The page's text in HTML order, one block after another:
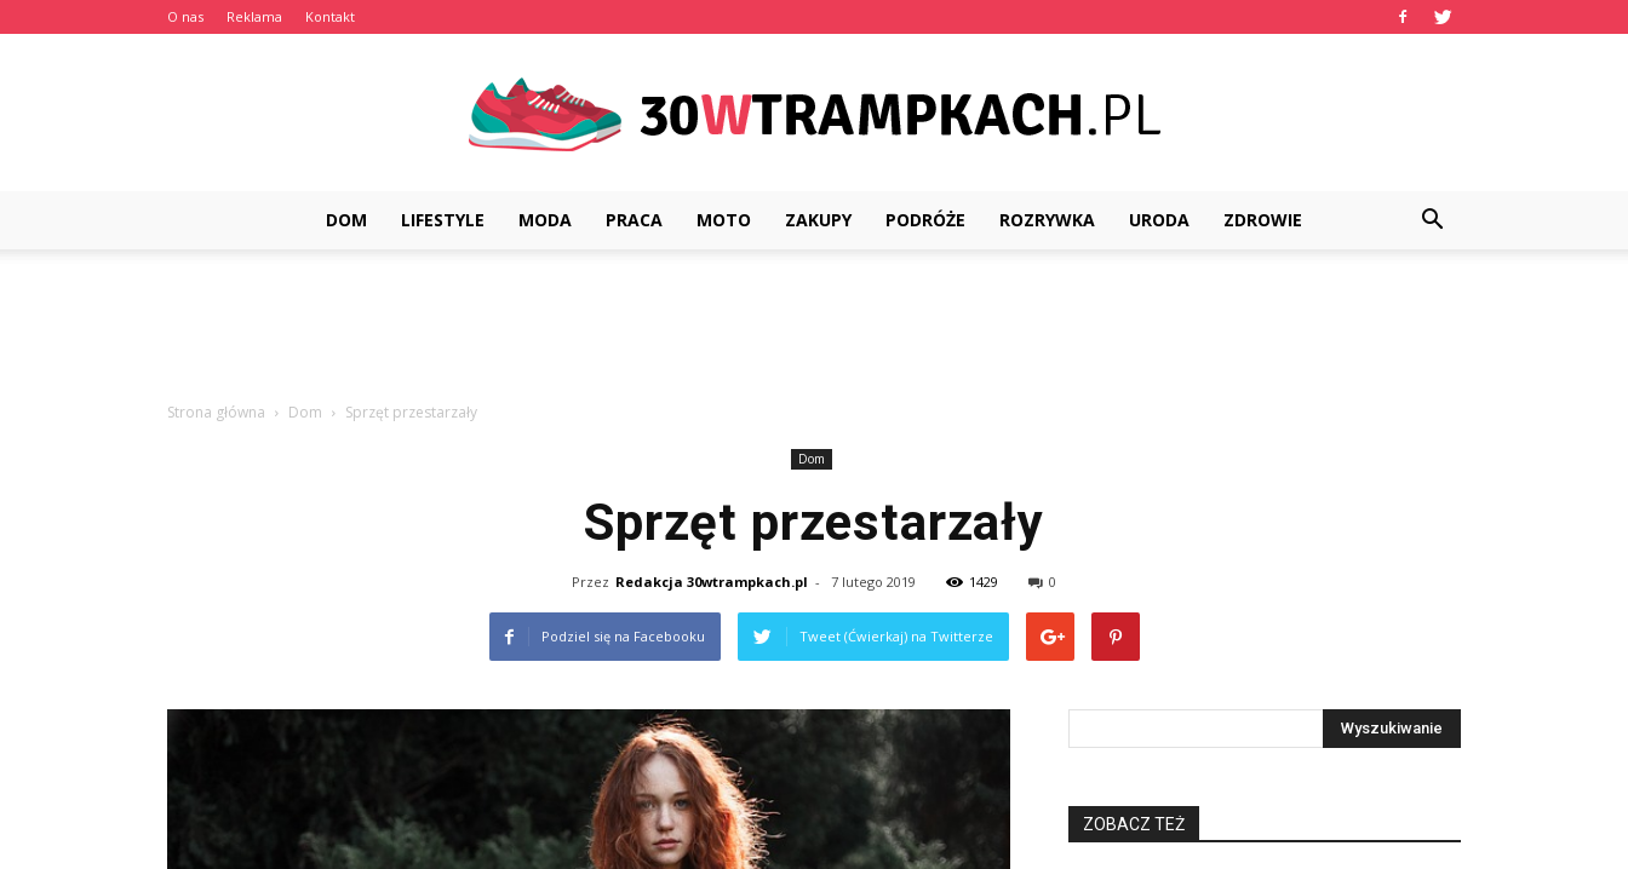
O nas Reklama Kontakt
30wtrampkach.pl
DOM LIFESTYLE MODA PRACA MOTO ZAKUPY PODRÓŻE ROZRYWKA URODA ZDROWIE
Strona główna Dom Sprzęt przestarzały
Dom
Sprzęt przestarzały
Przez Redakcja 30wtrampkach.pl - 7 lutego 2019 1429 0
Podziel się na Facebooku Tweet (Ćwierkaj) na Twitterze
ZOBACZ TEŻ